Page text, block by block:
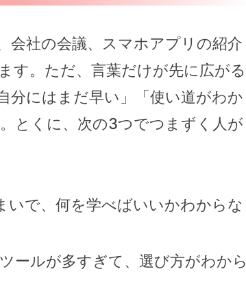
会社の会議、スマホアプリの紹介
す。ただ、言葉だけが先に広がる
分にはまだ早い」「使い道がわか
とくに、次の3つでつまずく人が
いで、何を学べばいいかわからな
ールが多すぎて、選び方がわから